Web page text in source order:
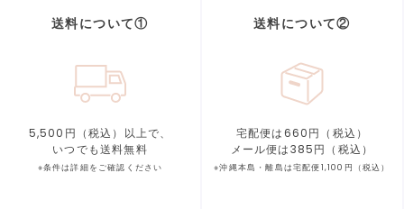
送料について①
5,500円（税込）以上で、
いつでも送料無料
※条件は詳細をご確認ください
送料について②
宅配便は660円（税込）
メール便は385円（税込）
※沖縄本島・離島は宅配便1,100円（税込）